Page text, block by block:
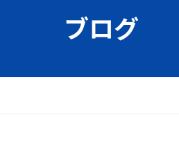
ブログ